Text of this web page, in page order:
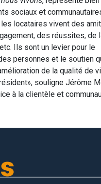
sociaux et
locataires vivent des
des réussites, de
Ils sont un levier pour le
personnes et le soutien
de la qualité de
souligne Jérôme
à la clientèle et